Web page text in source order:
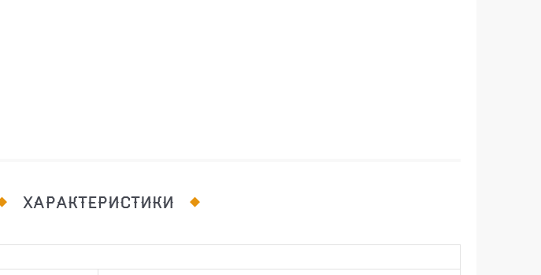
ХАРАКТЕРИСТИКИ